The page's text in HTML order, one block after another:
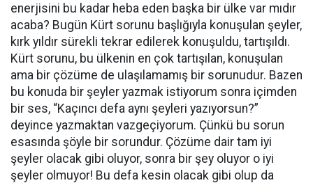
enerjisini bu kadar heba eden başka bir ülke var mıdır
acaba? Bugün Kürt sorunu başlığıyla konuşulan şeyler,
kırk yıldır sürekli tekrar edilerek konuşuldu, tartışıldı.
Kürt sorunu, bu ülkenin en çok tartışılan, konuşulan
ama bir çözüme de ulaşılamamış bir sorunudur. Bazen
bu konuda bir şeyler yazmak istiyorum sonra içimden
bir ses, “Kaçıncı defa aynı şeyleri yazıyorsun?”
deyince yazmaktan vazgeçiyorum. Çünkü bu sorun
esasında şöyle bir sorundur. Çözüme dair tam iyi
şeyler olacak gibi oluyor, sonra bir şey oluyor o iyi
şeyler olmuyor! Bu defa kesin olacak gibi olup da